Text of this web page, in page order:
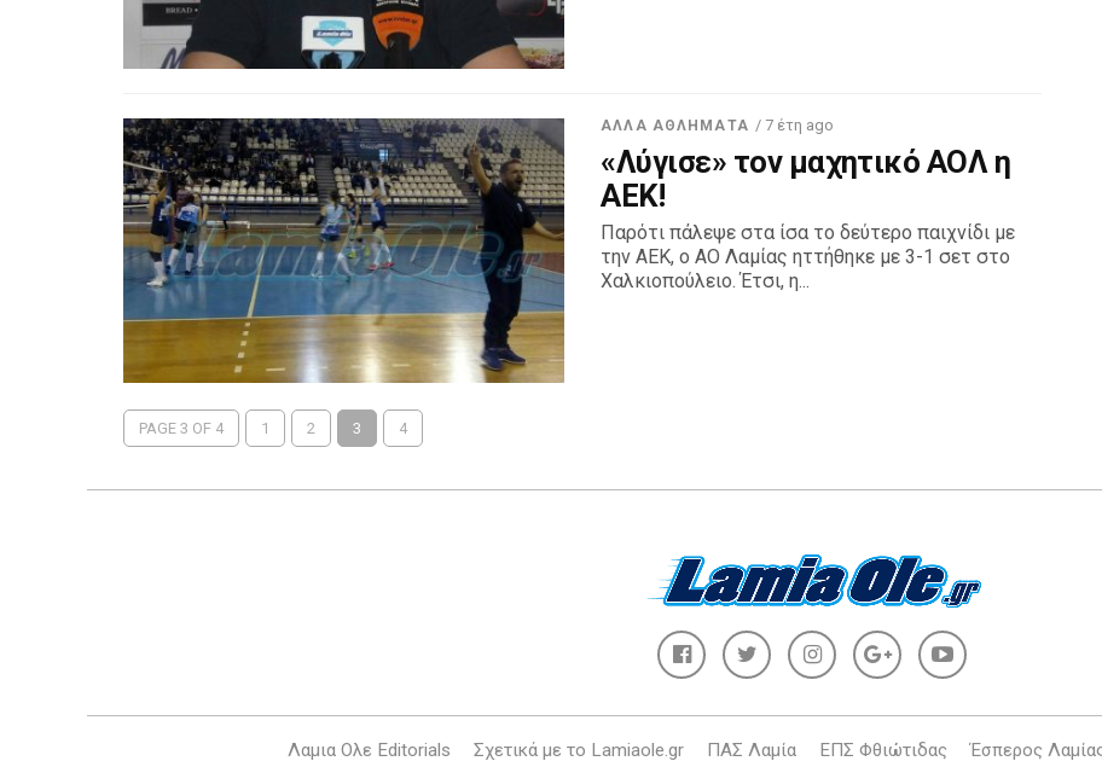
ΆΛΛΑ ΑΘΛΉΜΑΤΑ / 7 έτη ago
«Λύγισε» τον μαχητικό ΑΟΛ η
ΑΕΚ!
Παρότι πάλεψε στα ίσα το δεύτερο παιχνίδι με
την ΑΕΚ, ο ΑΟ Λαμίας ηττήθηκε με 3-1 σετ στο
Χαλκιοπούλειο. Έτσι, η...
PAGE 3 OF 4 1 2 3 4
Λαμια Ολε Editorials Σχετικά με το Lamiaole.gr ΠΑΣ Λαμία ΕΠΣ Φθιώτιδας Έσπερος